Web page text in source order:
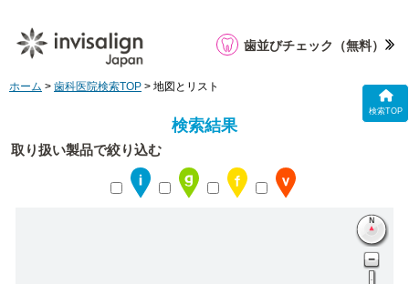
検索TOP
歯並びチェック （無料）
ホーム > 歯科医院検索TOP > 地図とリスト
検索結果
取り扱い製品で絞り込む